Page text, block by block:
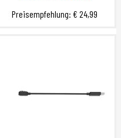
Preisempfehlung: € 24,99